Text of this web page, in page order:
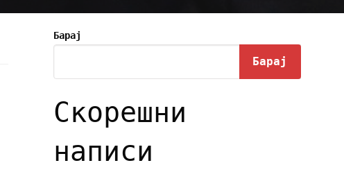
Барај
Барај
Скорешни
написи